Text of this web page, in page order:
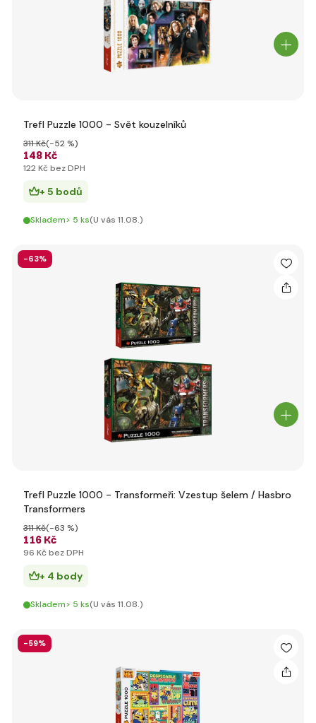
Trefl Puzzle 1000 - Svět kouzelníků
148 Kč
311 Kč(-52 %)
122 Kč bez DPH
+ 5 bodů
Skladem> 5 ks(U vás 11.08.)
-63%
Trefl Puzzle 1000 - Transformeři: Vzestup šelem / Hasbro
Transformers
116 Kč
311 Kč(-63 %)
96 Kč bez DPH
+ 4 body
Skladem> 5 ks(U vás 11.08.)
-59%